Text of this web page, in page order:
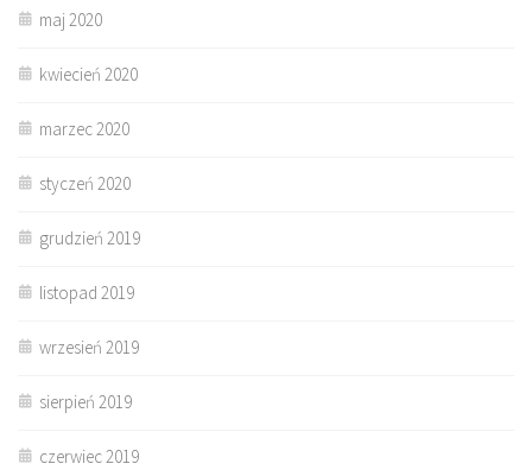
maj 2020
kwiecień 2020
marzec 2020
styczeń 2020
grudzień 2019
listopad 2019
wrzesień 2019
sierpień 2019
czerwiec 2019